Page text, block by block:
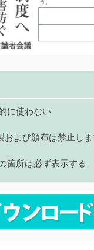
に使わない
よび頒布は禁止しま
箇所は必ず表示する